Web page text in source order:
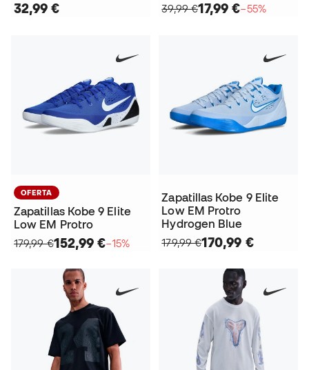
32,99 €
39,99 €17,99 €−55%
OFERTA
Zapatillas Kobe 9 Elite
Low EM Protro
179,99 €152,99 €−15%
Zapatillas Kobe 9 Elite
Low EM Protro
Hydrogen Blue
179,99 €170,99 €